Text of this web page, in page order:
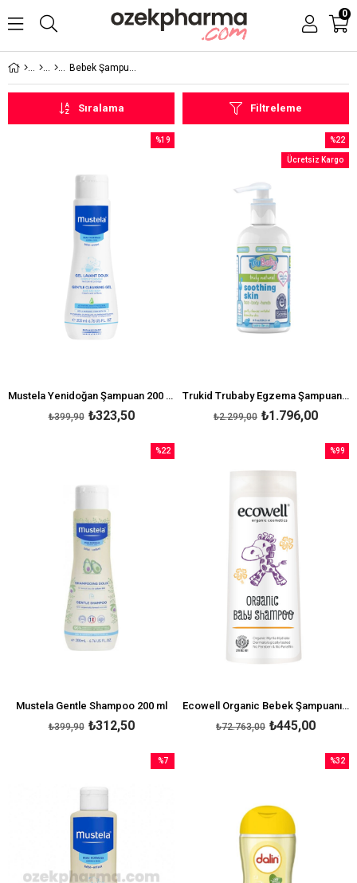
0
Bebek Şampuanları
Filtreleme
Sıralama
Mustela Yenidoğan Şampuan 200 ml
₺323,50
₺399,90
%19
Trukid Trubaby Egzema Şampuan 236 ml
₺1.796,00
₺2.299,00
%22
İndirim
Ücretsiz Kargo
Mustela Gentle Shampoo 200 ml
₺312,50
₺399,90
%22
Ecowell Organic Bebek Şampuanı 300 ml
₺445,00
₺72.763,00
%99
%7
%32